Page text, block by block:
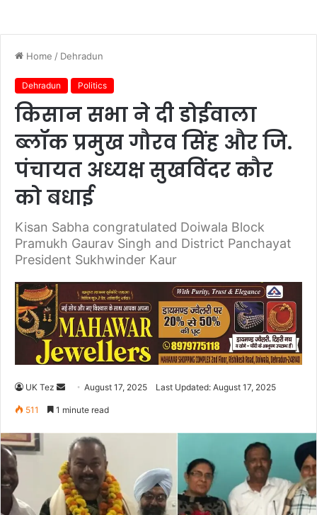
Home / Dehradun
Dehradun Politics
किसान सभा ने दी डोईवाला
ब्लॉक प्रमुख गौरव सिंह और जि.
पंचायत अध्यक्ष सुखविंदर कौर
को बधाई
Kisan Sabha congratulated Doiwala Block
Pramukh Gaurav Singh and District Panchayat
President Sukhwinder Kaur
UK Tez
e
a
n
e
m
August 17, 2025 Last Updated: August 17, 2025
511 1 minute read